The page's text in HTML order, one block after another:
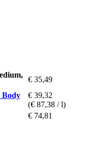
€ 35,49
€ 39,32
(€ 87,38 / l)
€ 74,81